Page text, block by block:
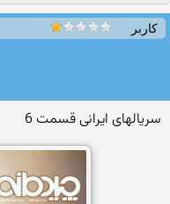
کاربر
سریالهای ایرانی قسمت 6